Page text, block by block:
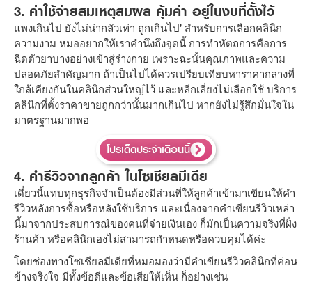
3. ค่าใช้จ่ายสมเหตุสมผล คุ้มค่า อยู่ในงบที่ตั้งไว้
แพงเกินไป ยังไม่น่ากลัวเท่า ถูกเกินไป’ สำหรับการเลือกคลินิก
ความงาม หมออยากให้เราคำนึงถึงจุดนี้ การทำหัตถการคือการ
ฉีดตัวยาบางอย่างเข้าสู่ร่างกาย เพราะฉะนั้นคุณภาพและความ
ปลอดภัยสำคัญมาก ถ้าเป็นไปได้ควรเปรียบเทียบหาราคากลางที่
ใกล้เคียงกันในคลินิกส่วนใหญ่ไว้ และหลีกเลี่ยงไม่เลือกใช้ บริการ
คลินิกที่ตั้งราคาขายถูกกว่านั้นมากเกินไป หากยังไม่รู้สึกมั่นใจใน
มาตรฐานมากพอ
โปรเด็ดประจำเดือนนี้
4. คำรีวิวจากลูกค้า ในโซเชียลมีเดีย
เดี๋ยวนี้แทบทุกธุรกิจจำเป็นต้องมีส่วนที่ให้ลูกค้าเข้ามาเขียนให้คำ
รีวิวหลังการซื้อหรือหลังใช้บริการ และเนื่องจากคำเขียนรีวิวเหล่า
นี้มาจากประสบการณ์ของคนที่จ่ายเงินเอง ก็มักเป็นความจริงที่ฝั่ง
ร้านค้า หรือคลินิกเองไม่สามารถกำหนดหรือควบคุมได้ค่ะ
โดยช่องทางโซเชียลมีเดียที่หมอมองว่ามีคำเขียนรีวิวคลินิกที่ค่อน
ข้างจริงใจ มีทั้งข้อดีและข้อเสียให้เห็น ก็อย่างเช่น